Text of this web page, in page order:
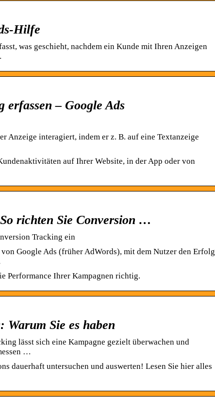
Hilfe
was geschieht, nachdem ein Kunde mit Ihren Anzeigen
– Google Ads
Anzeige interagiert, indem er z. B. auf eine Textanzeige
auf Ihrer Website, in der App oder von
richten Sie Conversion …
Tracking ein
Google Ads (früher AdWords), mit dem Nutzer den Erfolg
Performance Ihrer Kampagnen richtig.
Warum Sie es haben
lässt sich eine Kampagne gezielt überwachen und
…
dauerhaft untersuchen und auswerten! Lesen Sie hier alles